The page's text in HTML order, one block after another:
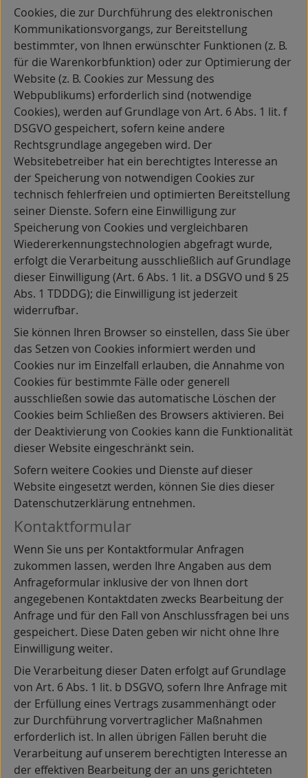
Cookies, die zur Durchführung des elektronischen
Kommunikationsvorgangs, zur Bereitstellung
bestimmter, von Ihnen erwünschter Funktionen (z. B.
für die Warenkorbfunktion) oder zur Optimierung der
Website (z. B. Cookies zur Messung des
Webpublikums) erforderlich sind (notwendige
Cookies), werden auf Grundlage von Art. 6 Abs. 1 lit. f
DSGVO gespeichert, sofern keine andere
Rechtsgrundlage angegeben wird. Der
Websitebetreiber hat ein berechtigtes Interesse an
der Speicherung von notwendigen Cookies zur
technisch fehlerfreien und optimierten Bereitstellung
seiner Dienste. Sofern eine Einwilligung zur
Speicherung von Cookies und vergleichbaren
Wiedererkennungstechnologien abgefragt wurde,
erfolgt die Verarbeitung ausschließlich auf Grundlage
dieser Einwilligung (Art. 6 Abs. 1 lit. a DSGVO und § 25
Abs. 1 TDDDG); die Einwilligung ist jederzeit
widerrufbar.
Sie können Ihren Browser so einstellen, dass Sie über
das Setzen von Cookies informiert werden und
Cookies nur im Einzelfall erlauben, die Annahme von
Cookies für bestimmte Fälle oder generell
ausschließen sowie das automatische Löschen der
Cookies beim Schließen des Browsers aktivieren. Bei
der Deaktivierung von Cookies kann die Funktionalität
dieser Website eingeschränkt sein.
Sofern weitere Cookies und Dienste auf dieser
Website eingesetzt werden, können Sie dies dieser
Datenschutzerklärung entnehmen.
Kontaktformular
Wenn Sie uns per Kontaktformular Anfragen
zukommen lassen, werden Ihre Angaben aus dem
Anfrageformular inklusive der von Ihnen dort
angegebenen Kontaktdaten zwecks Bearbeitung der
Anfrage und für den Fall von Anschlussfragen bei uns
gespeichert. Diese Daten geben wir nicht ohne Ihre
Einwilligung weiter.
Die Verarbeitung dieser Daten erfolgt auf Grundlage
von Art. 6 Abs. 1 lit. b DSGVO, sofern Ihre Anfrage mit
der Erfüllung eines Vertrags zusammenhängt oder
zur Durchführung vorvertraglicher Maßnahmen
erforderlich ist. In allen übrigen Fällen beruht die
Verarbeitung auf unserem berechtigten Interesse an
der effektiven Bearbeitung der an uns gerichteten